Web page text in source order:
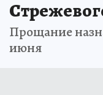
Прощание
июня